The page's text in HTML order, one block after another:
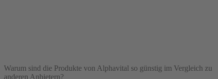
Warum sind die Produkte von Alphavital so günstig im Vergleich zu
anderen Anbietern?